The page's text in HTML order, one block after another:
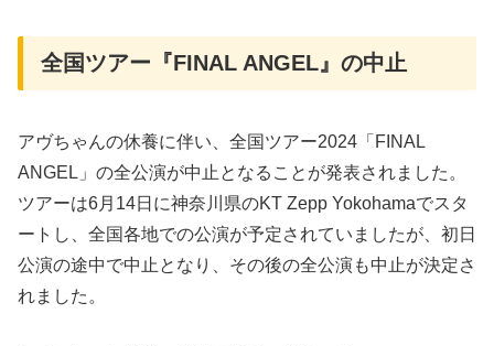
全国ツアー『FINAL ANGEL』の中止
アヴちゃんの休養に伴い、全国ツアー2024「FINAL
ANGEL」の全公演が中止となることが発表されました。
ツアーは6月14日に神奈川県のKT Zepp Yokohamaでスタ
ートし、全国各地での公演が予定されていましたが、初日
公演の途中で中止となり、その後の全公演も中止が決定さ
れました。